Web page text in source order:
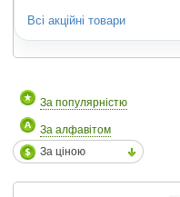
Всі акційні товари
За популярністю
За алфавітом
За ціною